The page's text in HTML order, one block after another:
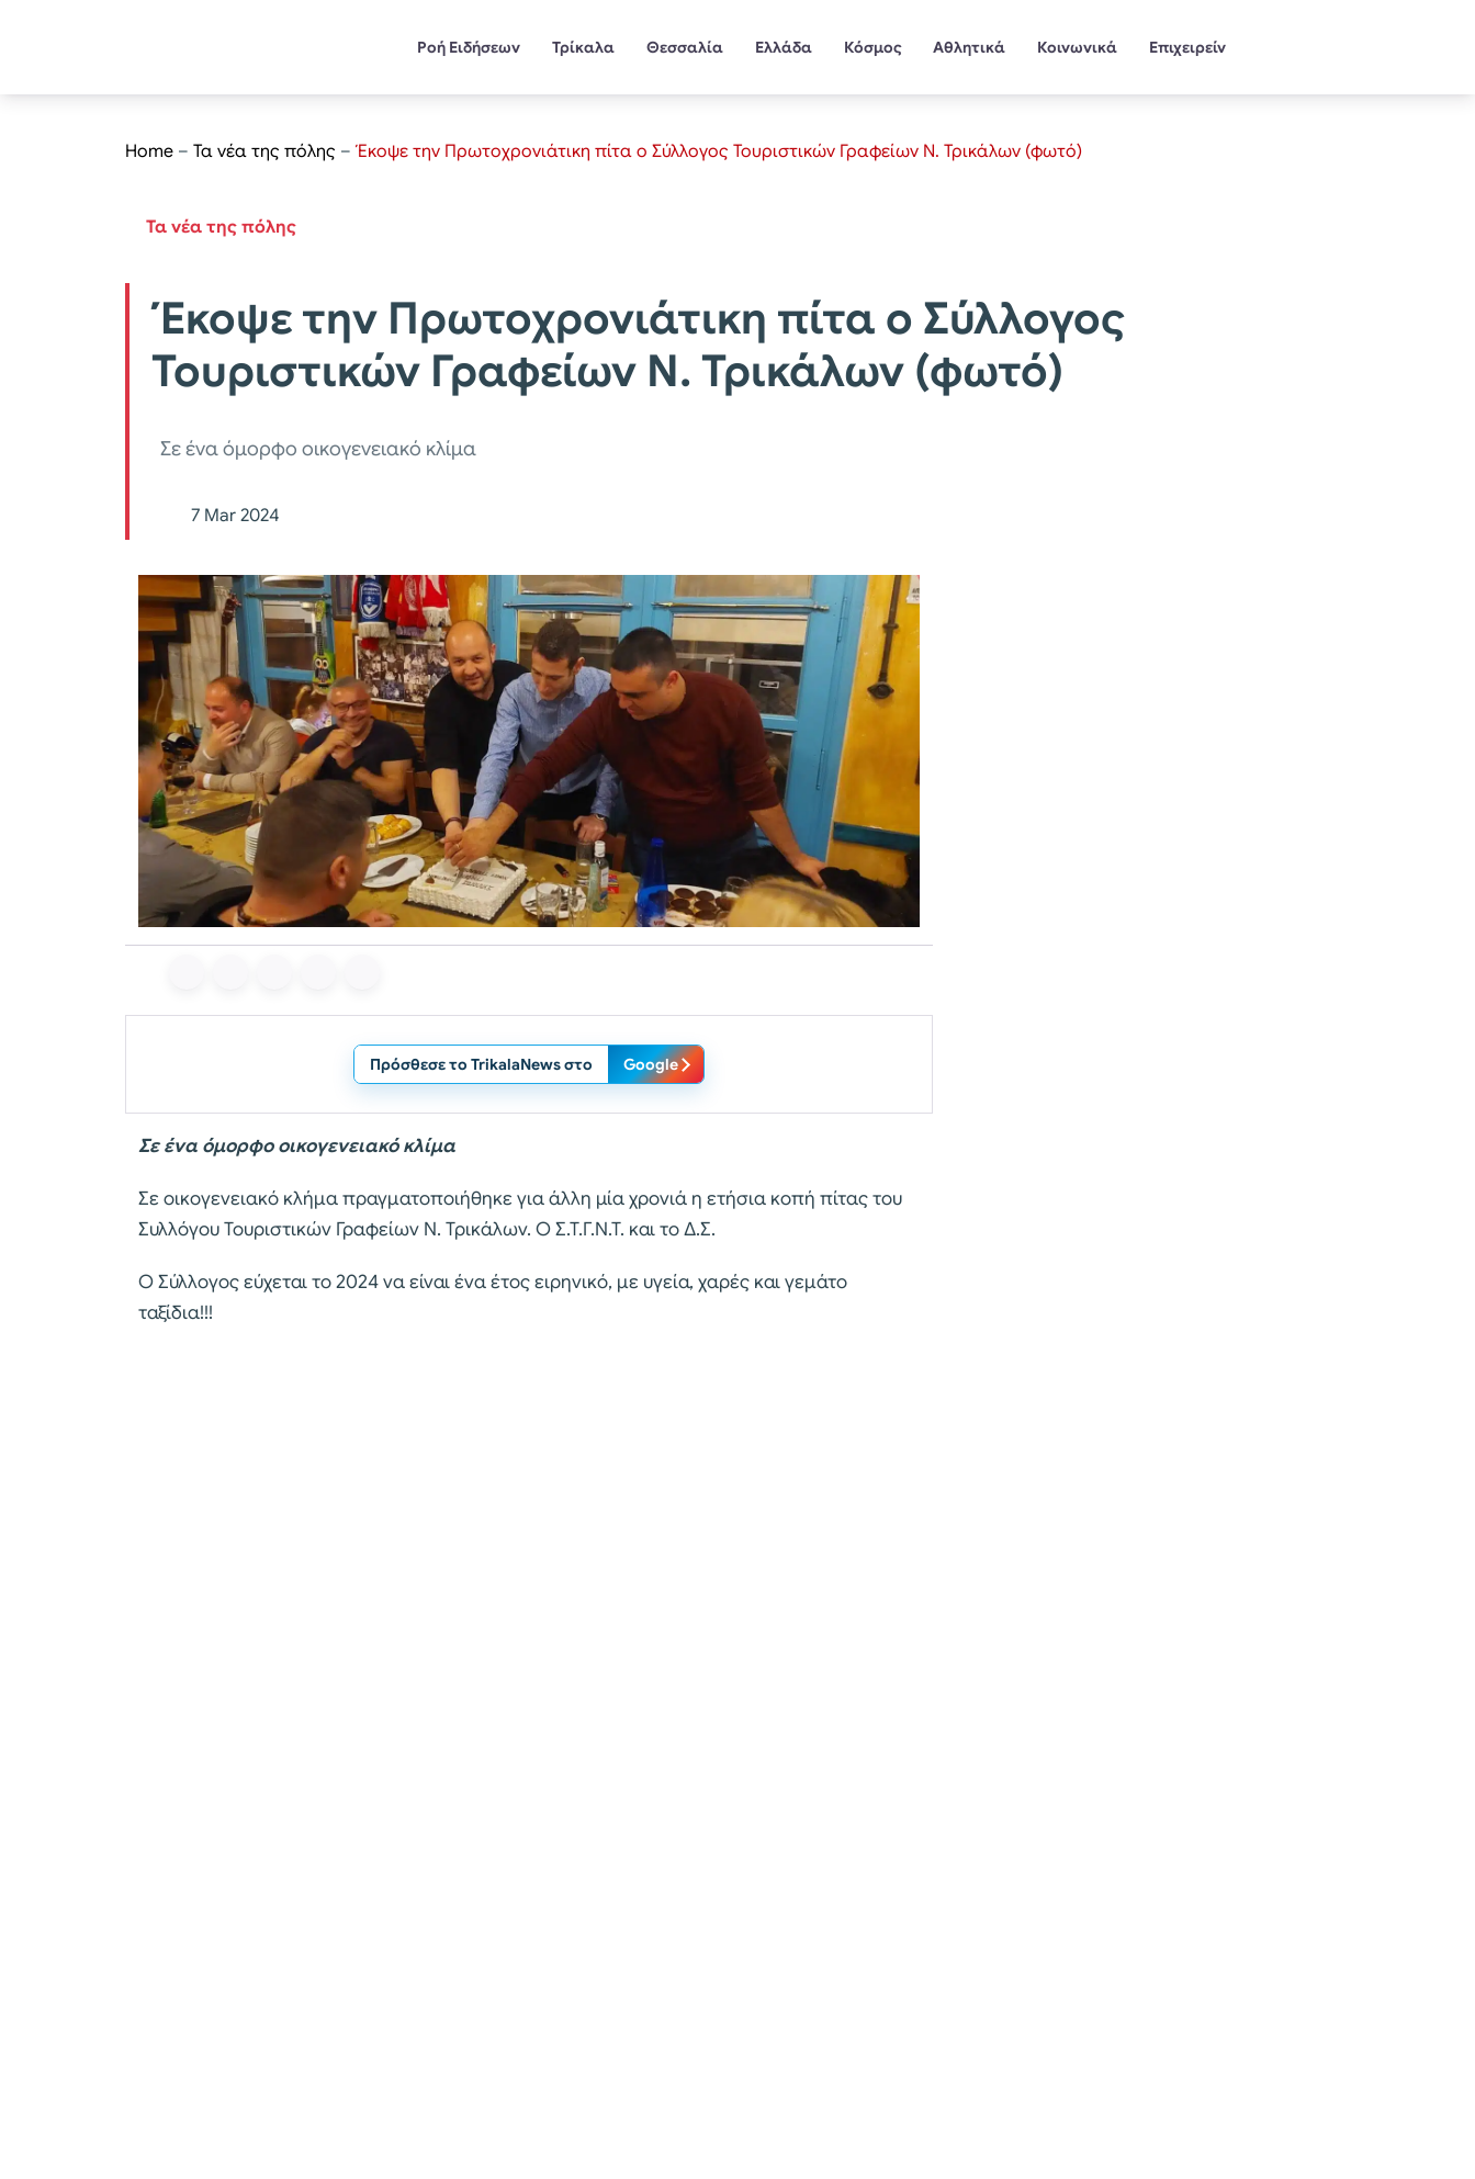
Ροή Ειδήσεων Τρίκαλα Θεσσαλία Ελλάδα Κόσμος Αθλητικά Κοινωνικά Επιχειρείν
Home – Τα νέα της πόλης – Έκοψε την Πρωτοχρονιάτικη πίτα ο Σύλλογος Τουριστικών Γραφείων Ν. Τρικάλων (φωτό)
Τα νέα της πόλης
Έκοψε την Πρωτοχρονιάτικη πίτα ο Σύλλογος
Τουριστικών Γραφείων Ν. Τρικάλων (φωτό)
Σε ένα όμορφο οικογενειακό κλίμα
7 Mar 2024
Πρόσθεσε το TrikalaNews στο Google
Σε ένα όμορφο οικογενειακό κλίμα
Σε οικογενειακό κλήμα πραγματοποιήθηκε για άλλη μία χρονιά η ετήσια κοπή πίτας του
Συλλόγου Τουριστικών Γραφείων Ν. Τρικάλων. Ο Σ.Τ.Γ.Ν.Τ. και το Δ.Σ.
Ο Σύλλογος εύχεται το 2024 να είναι ένα έτος ειρηνικό, με υγεία, χαρές και γεμάτο
ταξίδια!!!